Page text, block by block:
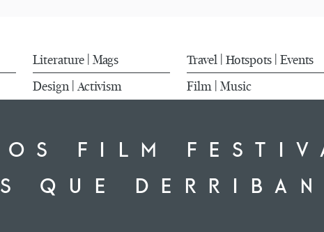
Literature Mags Travel Hotspots Events
Design Activism Film Music
FILM
QUE DERRIBAN